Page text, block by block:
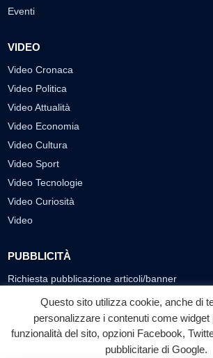
Eventi
VIDEO
Video Cronaca
Video Politica
Video Attualità
Video Economia
Video Cultura
Video Sport
Video Tecnologie
Video Curiosità
Video
PUBBLICITÀ
Richiesta pubblicazione articoli/banner
SEGUICI SUI SOCIAL
f ◎ ▶
Questo sito utilizza cookie, anche di
personalizzare i contenuti come widget
funzionalità del sito, opzioni Facebook,
pubblicitarie di Google.